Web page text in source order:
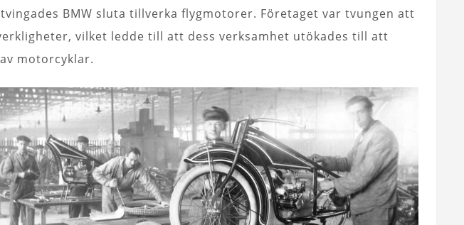
BMW sluta tillverka flygmotorer. Företaget var tvungen att
vilket ledde till att dess verksamhet utökades till att
motorcyklar.